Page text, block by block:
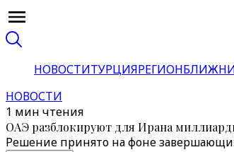
НОВОСТИТУРЦИЯРЕГИОН
НОВОСТИ
1 мин чтения
ОАЭ разблокируют для Ирана
Решение принято на фоне